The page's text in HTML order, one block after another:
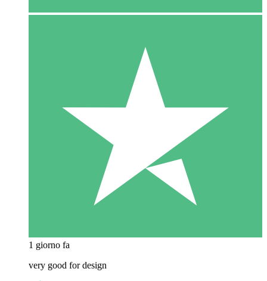
1 giorno fa
very good for design